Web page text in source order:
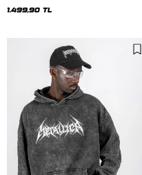
Sweatshirt
1.499,90 TL